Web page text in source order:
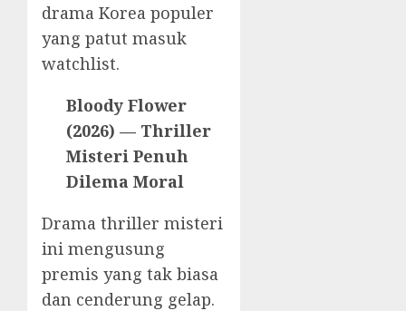
drama Korea populer
yang patut masuk
watchlist.
Bloody Flower
(2026) — Thriller
Misteri Penuh
Dilema Moral
Drama thriller misteri
ini mengusung
premis yang tak biasa
dan cenderung gelap.